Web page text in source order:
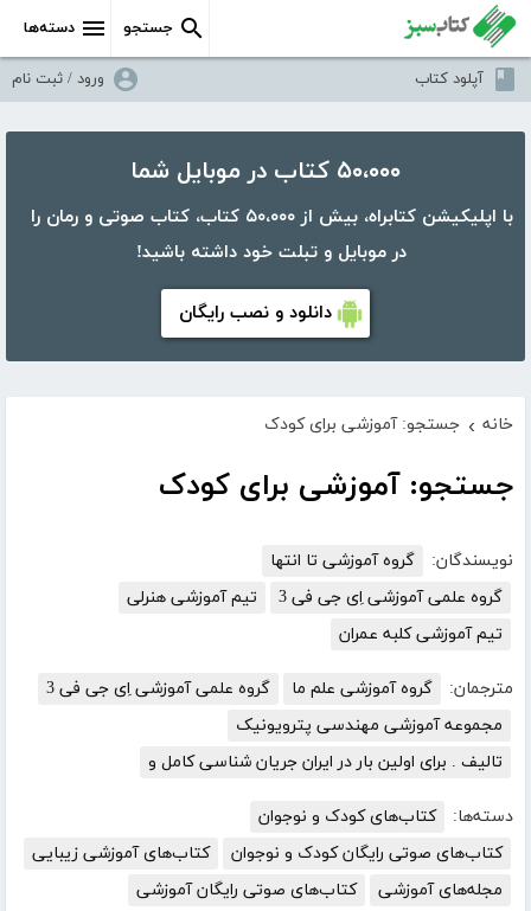
دسته‌ها جستجو
آپلود کتاب ورود / ثبت نام
۵۰،۰۰۰ کتاب در موبایل شما
با اپلیکیشن کتابراه، بیش از ۵۰،۰۰۰ کتاب، کتاب صوتی و رمان را
در موبایل و تبلت خود داشته باشید!
دانلود و نصب رایگان
خانه › جستجو: آموزشی برای کودک
جستجو: آموزشی برای کودک
نویسندگان:
گروه آموزشی تا انتها
گروه علمی آموزشی اِی جی فی 3
تیم آموزشی هنرلی
تیم آموزشی کلبه عمران
مترجمان: گروه آموزشی علم ما
گروه علمی آموزشی اِی جی فی 3
مجموعه آموزشی مهندسی پترویونیک
تالیف . برای اولین بار در ایران جریان شناسی کامل و
دسته‌ها:
کتاب‌های کودک و نوجوان
کتاب‌های صوتی رایگان کودک و نوجوان
کتاب‌های آموزشی زیبایی
مجله‌های آموزشی
کتاب‌های صوتی رایگان آموزشی